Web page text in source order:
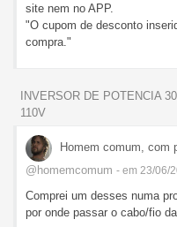
site nem no APP.
"O cupom de desconto
compra."
INVERSOR DE POTENCIA
110V
Homem comum, com
@homemcomum - em 23/06/
Comprei um desses numa
por onde passar o cabo/fio